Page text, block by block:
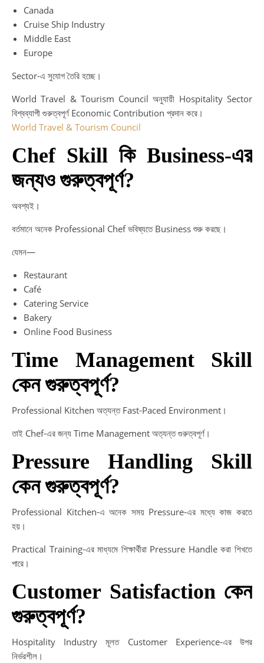
Canada
Cruise Ship Industry
Middle East
Europe
Sector-এ সুযোগ তৈরি হচ্ছে।
World Travel & Tourism Council অনুযায়ী Hospitality Sector
বিশ্বব্যাপী গুরুত্বপূর্ণ Economic Contribution প্রদান করে।
World Travel & Tourism Council
Chef Skill কি Business-এর
জন্যও গুরুত্বপূর্ণ?
অবশ্যই।
বর্তমানে অনেক Professional Chef ভবিষ্যতে Business শুরু করছে।
যেমন—
Restaurant
Café
Catering Service
Bakery
Online Food Business
Time Management Skill
কেন গুরুত্বপূর্ণ?
Professional Kitchen অত্যন্ত Fast-Paced Environment।
তাই Chef-এর জন্য Time Management অত্যন্ত গুরুত্বপূর্ণ।
Pressure Handling Skill
কেন গুরুত্বপূর্ণ?
Professional Kitchen-এ অনেক সময় Pressure-এর মধ্যে কাজ করতে
হয়।
Practical Training-এর মাধ্যমে শিক্ষার্থীরা Pressure Handle করা শিখতে
পারে।
Customer Satisfaction কেন
গুরুত্বপূর্ণ?
Hospitality Industry মূলত Customer Experience-এর উপর
নির্ভরশীল।